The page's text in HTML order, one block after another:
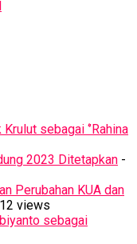
sebagai ‘’Rahina
2023 Ditetapkan -
Perubahan KUA dan
views
sebagai